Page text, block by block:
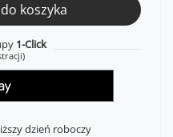
koszyka
1-Click
dzień roboczy